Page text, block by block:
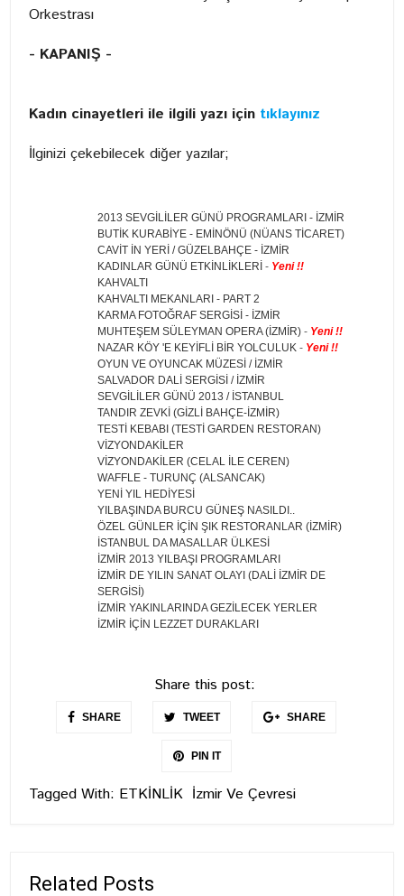
Orkestrası
- KAPANIŞ -
Kadın cinayetleri ile ilgili yazı için tıklayınız
İlginizi çekebilecek diğer yazılar;
2013 SEVGİLİLER GÜNÜ PROGRAMLARI - İZMİR
BUTİK KURABİYE - EMİNÖNÜ (NÜANS TİCARET)
CAVİT İN YERİ / GÜZELBAHÇE - İZMİR
KADINLAR GÜNÜ ETKİNLİKLERİ - Yeni !!
KAHVALTI
KAHVALTI MEKANLARI - PART 2
KARMA FOTOĞRAF SERGİSİ - İZMİR
MUHTEŞEM SÜLEYMAN OPERA (İZMİR) - Yeni !!
NAZAR KÖY 'E KEYİFLİ BİR YOLCULUK - Yeni !!
OYUN VE OYUNCAK MÜZESİ / İZMİR
SALVADOR DALİ SERGİSİ / İZMİR
SEVGİLİLER GÜNÜ 2013 / İSTANBUL
TANDIR ZEVKİ (GİZLİ BAHÇE-İZMİR)
TESTİ KEBABI (TESTİ GARDEN RESTORAN)
VİZYONDAKİLER
VİZYONDAKİLER (CELAL İLE CEREN)
WAFFLE - TURUNÇ (ALSANCAK)
YENİ YIL HEDİYESİ
YILBAŞINDA BURCU GÜNEŞ NASILDI..
ÖZEL GÜNLER İÇİN ŞIK RESTORANLAR (İZMİR)
İSTANBUL DA MASALLAR ÜLKESİ
İZMİR 2013 YILBAŞI PROGRAMLARI
İZMİR DE YILIN SANAT OLAYI (DALİ İZMİR DE
SERGİSİ)
İZMİR YAKINLARINDA GEZİLECEK YERLER
İZMİR İÇİN LEZZET DURAKLARI
Share this post:
SHARE TWEET SHARE
PIN IT
Tagged With: ETKİNLİK İzmir Ve Çevresi
Related Posts